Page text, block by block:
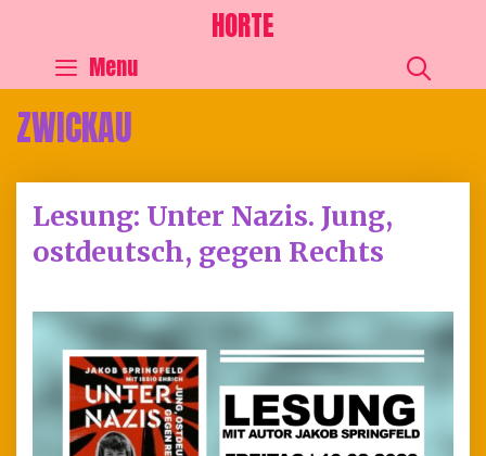
HORTE
Menu
ZWICKAU
Lesung: Unter Nazis. Jung,
ostdeutsch, gegen Rechts